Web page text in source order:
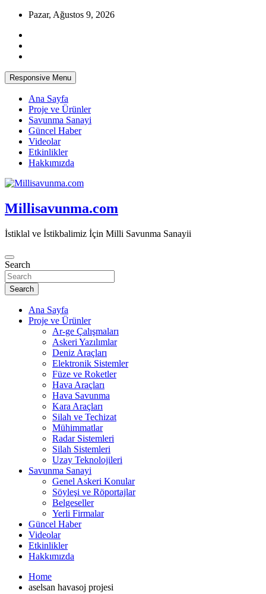
Skip
content
Pazar, Ağustos 9, 2026
Responsive Menu
Ana Sayfa
Proje ve Ürünler
Savunma Sanayi
Güncel Haber
Videolar
Etkinlikler
Hakkımızda
Millisavunma.com
İstiklal ve İstikbalimiz İçin Milli Savunma Sanayii
Search
Search
Ana Sayfa
Proje ve Ürünler
Ar-ge Çalışmaları
Askeri Yazılımlar
Deniz Araçları
Elektronik Sistemler
Füze ve Roketler
Hava Araçları
Hava Savunma
Kara Araçları
Silah ve Techizat
Mühimmatlar
Radar Sistemleri
Silah Sistemleri
Uzay Teknolojileri
Savunma Sanayi
Genel Askeri Konular
Söyleşi ve Röportajlar
Belgeseller
Yerli Firmalar
Güncel Haber
Videolar
Etkinlikler
Hakkımızda
Home
aselsan havasoj projesi